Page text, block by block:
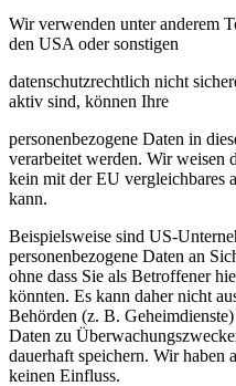
Wir verwenden unter anderem
den USA oder sonstigen
datenschutzrechtlich nicht
aktiv sind, können Ihre
personenbezogene Daten in
verarbeitet werden. Wir weisen
kein mit der EU vergleichbares
kann.
Beispielsweise sind US-
personenbezogene Daten an
ohne dass Sie als Betroffener
könnten. Es kann daher nicht
Behörden (z. B.
Daten zu
dauerhaft speichern. Wir haben
keinen Einfluss.